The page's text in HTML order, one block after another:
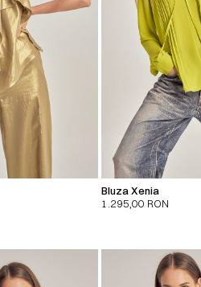
Bluza Xenia
1.295,00 RON